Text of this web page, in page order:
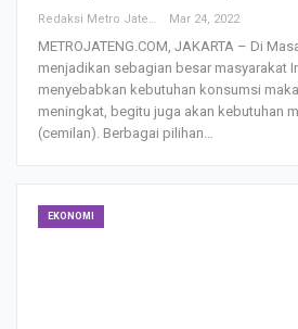
Redaksi Metro Jateng Mar 24, 2022
METROJATENG.COM, JAKARTA – Di
menjadikan sebagian besar masyarakat
menyebabkan kebutuhan konsumsi
meningkat, begitu juga akan kebutuhan
(cemilan). Berbagai pilihan…
EKONOMI